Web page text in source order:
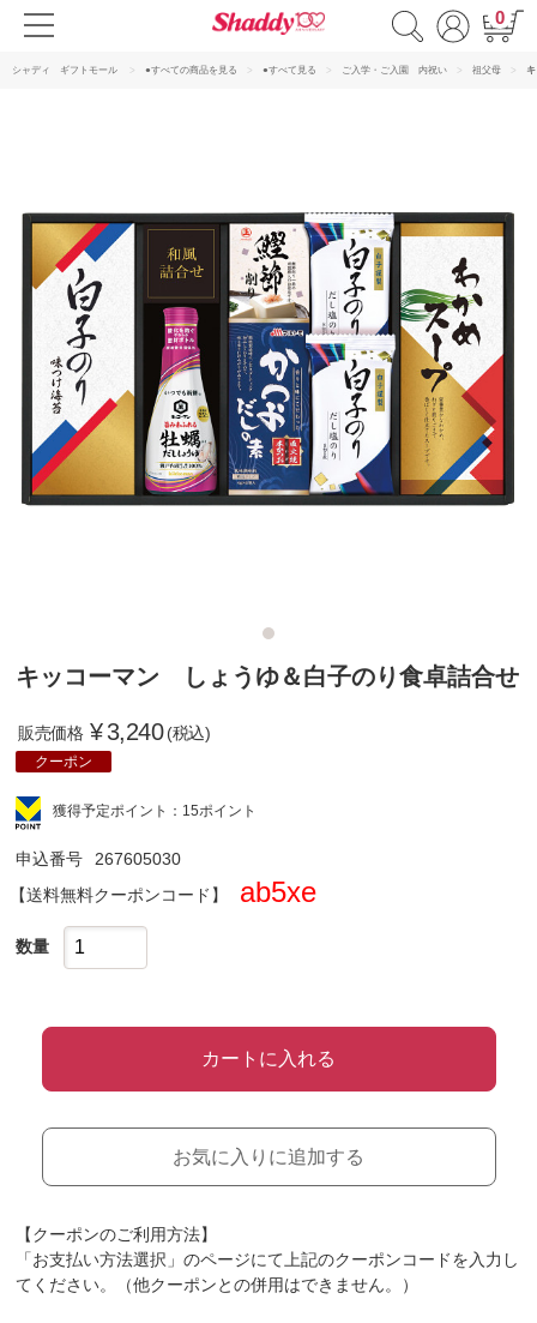
0
シャディ ギフトモール ●すべての商品を見る ●すべて見る ご入学・ご入園 内祝い 祖父母
キッコーマン しょうゆ＆白子のり食卓詰合せ
販売価格 ¥3,240 (税込)
クーポン
獲得予定ポイント：15ポイント
申込番号
267605030
クーポンコード
ab5xe
数量
カートに入れる
お気に入りに追加する
【クーポンのご利用方法】
「お支払い方法選択」のページにて上記のクーポンコードを入力し
てください。（他クーポンとの併用はできません。）